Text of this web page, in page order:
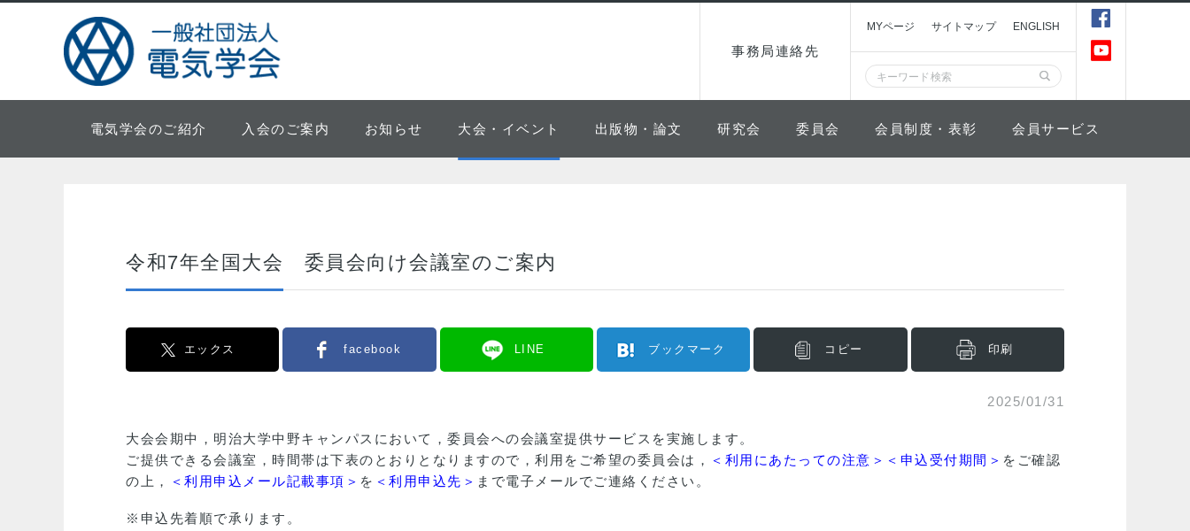
事務局連絡先
MYページ サイトマップ ENGLISH
電気学会のご紹介 入会のご案内 お知らせ 大会・イベント 出版物・論文 研究会 委員会 会員制度・表彰 会員サービス
令和7年全国大会 委員会向け会議室のご案内
エックス facebook LINE ブックマーク コピー 印刷
2025/01/31
大会会期中，明治大学中野キャンパスにおいて，委員会への会議室提供サービスを実施します。
ご提供できる会議室，時間帯は下表のとおりとなりますので，利用をご希望の委員会は，
＜利用にあたっての注意＞ ＜申込受付期間＞ をご確認
の上，
＜利用申込メール記載事項＞ を ＜利用申込先＞ まで電子メールでご連絡ください。
※申込先着順で承ります。